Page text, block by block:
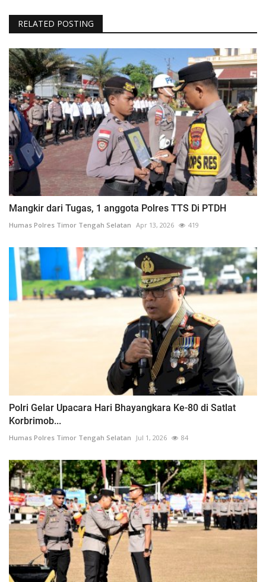
RELATED POSTING
Mangkir dari Tugas, 1 anggota Polres TTS Di PTDH
Humas Polres Timor Tengah Selatan Apr 13, 2026 419
Polri Gelar Upacara Hari Bhayangkara Ke-80 di Satlat
Korbrimob...
Humas Polres Timor Tengah Selatan Jul 1, 2026 84